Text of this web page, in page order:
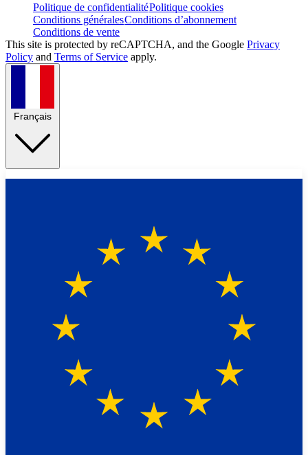
Politique de confidentialitéPolitique cookies
Conditions généralesConditions d’abonnement
Conditions de vente
This site is protected by reCAPTCHA, and the Google Privacy
Policy and Terms of Service apply.
Français